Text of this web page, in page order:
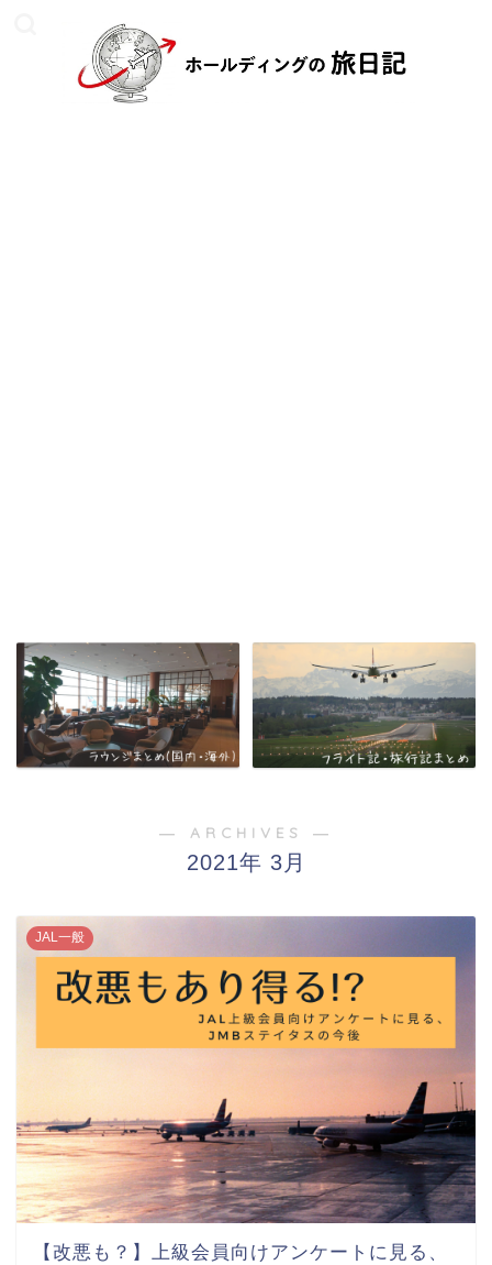
― ARCHIVES ―
2021年 3月
JAL一般
【改悪も？】上級会員向けアンケートに見る、